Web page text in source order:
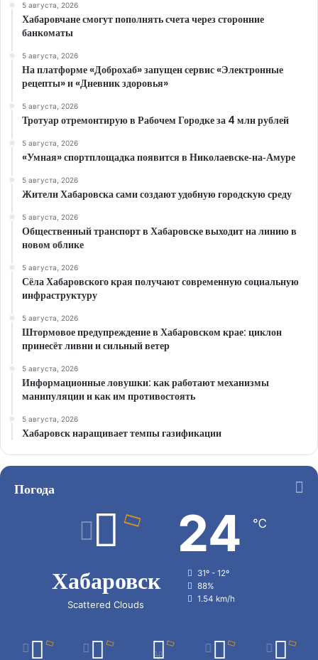
5 августа, 2026
Хабаровчане смогут пополнять счета через сторонние
банкоматы
5 августа, 2026
На платформе «Доброхаб» запущен сервис «Электронные
рецепты» и «Дневник здоровья»
5 августа, 2026
Тротуар отремонтирую в Рабочем Городке за 4 млн рублей
5 августа, 2026
«Умная» спортплощадка появится в Николаевске‑на‑Амуре
5 августа, 2026
Жители Хабаровска сами создают удобную городскую среду
5 августа, 2026
Общественный транспорт в Хабаровске выходит на линию в
новом облике
5 августа, 2026
Сёла Хабаровского края получают современную социальную
инфраструктуру
5 августа, 2026
Штормовое предупреждение в Хабаровском крае: циклон
принесёт ливни и сильный ветер
5 августа, 2026
Информационные ловушки: как работают механизмы
манипуляции и как им противостоять
5 августа, 2026
Хабаровск наращивает темпы газификации
Погода
Хабаровск
Scattered Clouds
24 ℃
31º - 12º
88%
1.54 km/h